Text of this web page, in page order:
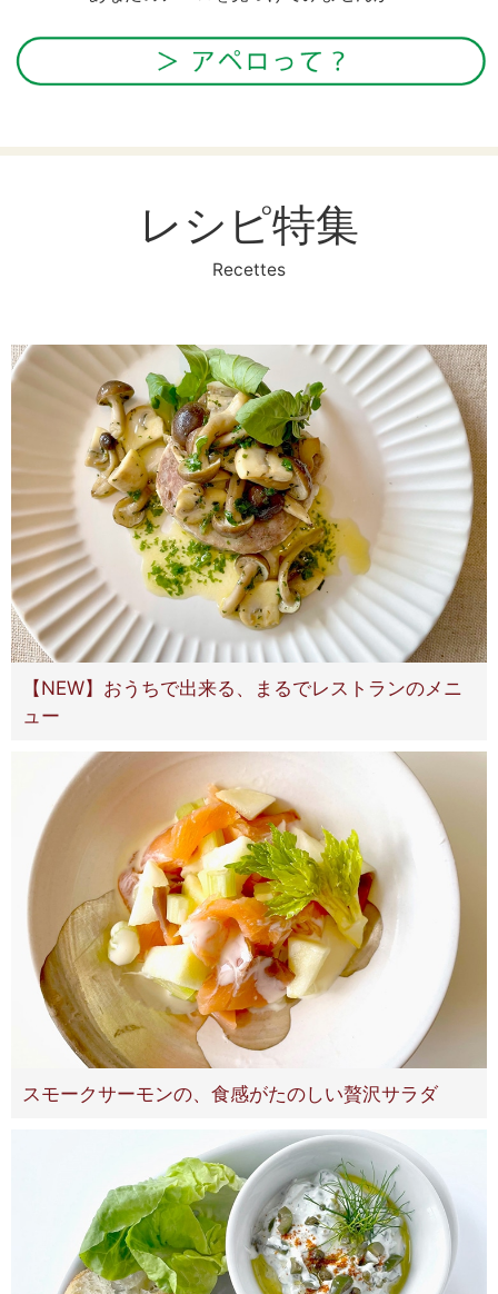
レシピ特集
Recettes
【NEW】おうちで出来る、まるでレストランのメニ
ュー
スモークサーモンの、食感がたのしい贅沢サラダ